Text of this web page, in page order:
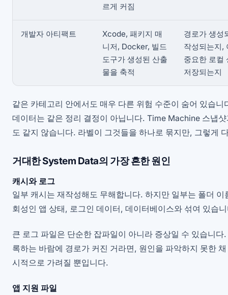
르게 커짐
개발자 아티팩트
Xcode, 패키지 매
니저, Docker, 빌드
도구가 생성된 산출
물을 축적
경로가 생성
작성되는지,
중요한 로컬
저장되는지
같은 카테고리 안에서도 매우 다른 위험 수준이 숨어 있습
데이터는 같은 정리 결정이 아닙니다. Time Machine 스냅
도 같지 않습니다. 라벨이 그것들을 하나로 묶지만, 그렇게
거대한 System Data의 가장 흔한 원인
캐시와 로그
일부 캐시는 재작성해도 무해합니다. 하지만 일부는 폴더
회성인 앱 상태, 로그인 데이터, 데이터베이스와 섞여 있습
큰 로그 파일은 단순한 잡파일이 아니라 증상일 수 있습니
록하는 바람에 경로가 커진 거라면, 원인을 파악하지 못한
시적으로 가려질 뿐입니다.
앱 지원 파일